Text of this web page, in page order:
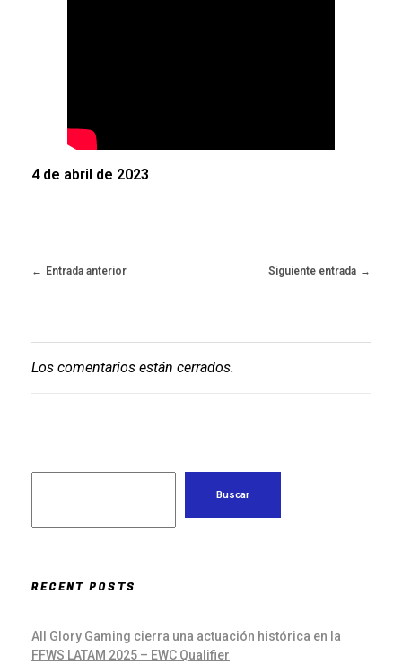
4 de abril de 2023
Entrada anterior Siguiente entrada
Los comentarios están cerrados.
Buscar
RECENT POSTS
All Glory Gaming cierra una actuación histórica en la
FFWS LATAM 2025 – EWC Qualifier